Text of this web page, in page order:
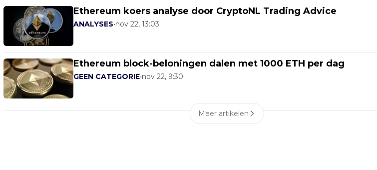
Ethereum koers analyse door CryptoNL Trading Advice
ANALYSES•nov 22, 13:03
Ethereum block-beloningen dalen met 1000 ETH per dag
GEEN CATEGORIE•nov 22, 9:30
Meer artikelen